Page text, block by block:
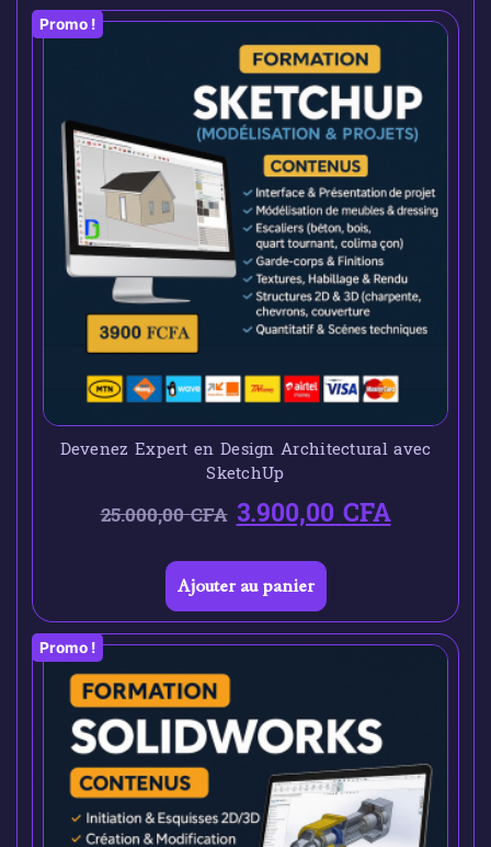
Promo !
Devenez Expert en Design Architectural avec
SketchUp
25.000,00CFA 3.900,00CFA
Ajouter au panier
Promo !